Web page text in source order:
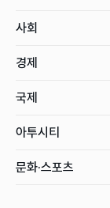
사회
경제
국제
아투시티
문화·스포츠